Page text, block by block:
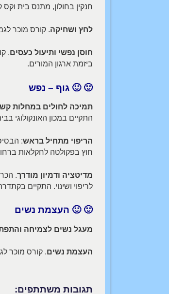
חנקין בחולון, מתנס בית וקס
לחץ ושחיקה. קורס מוכר לגמול
חוסן נפשי ותיעול כעסים
ביזמת ארגון המורים.
🙂 🙂 גוף – נפש
תמיכה לחולים במחלות
התקיים במכון האונקולוגי בבית
הריפוי מתחיל בראש:
חוץ בפקולטה לחקלאות
מדיטציה ודמיון מודרך.
לריפוי ושינוי. התקיים
🙂 🙂 העצמת נשים
מעגל נשים לצמיחה
העצמת נשים. קורס מוכר
תגובות משתתפים: